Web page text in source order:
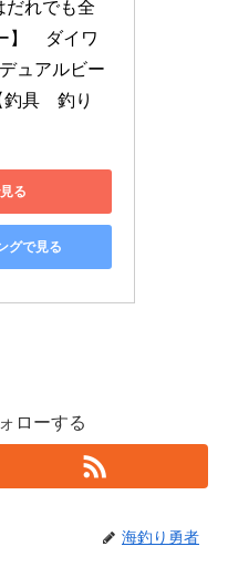
だれでも全
】　ダイワ
ュアルビー
具　釣り
る
グで見る
ローする
海釣り勇者